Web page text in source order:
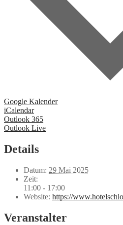
Google Kalender
iCalendar
Outlook 365
Outlook Live
Details
Datum: 29 Mai 2025
Zeit:
11:00 - 17:00
Website: https://
Veranstalter